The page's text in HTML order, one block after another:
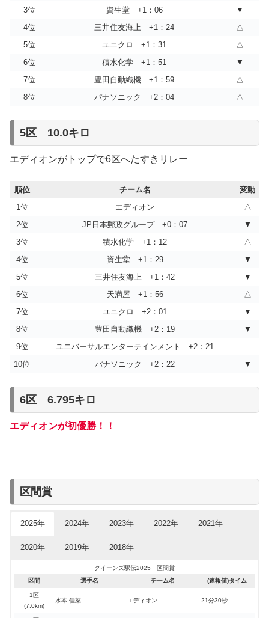
3位
資生堂 +1：06
▼
4位
三井住友海上 +1：24
△
5位
ユニクロ +1：31
△
6位
積水化学 +1：51
▼
7位
豊田自動織機 +1：59
△
8位
パナソニック +2：04 △
5区 10.0キロ
エディオンがトップで6区へたすきリレー
順位 チーム名
変動
1位
エディオン
△
2位
JP日本郵政グループ +0：07
▼
3位
積水化学 +1：12
△
4位
資生堂 +1：29
▼
5位
三井住友海上 +1：42
▼
6位
天満屋 +1：56
△
7位
ユニクロ +2：01
▼
8位
豊田自動織機 +2：19
▼
9位
ユニバーサルエンターテインメント +2：21
–
10位
パナソニック +2：22 ▼
6区 6.795キロ
エディオンが初優勝！！
区間賞
2025年 2024年 2023年 2022年 2021年
2020年 2019年 2018年
クイーンズ駅伝2025 区間賞
区間
選手名 チーム名 (速報値)タイム
1区
(7.0km)
水本 佳菜 エディオン 21分30秒